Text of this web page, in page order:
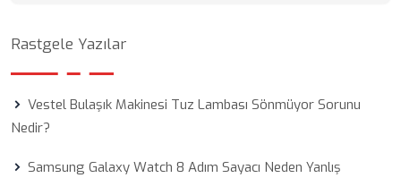
Rastgele Yazılar
Vestel Bulaşık Makinesi Tuz Lambası Sönmüyor Sorunu
Nedir?
Samsung Galaxy Watch 8 Adım Sayacı Neden Yanlış